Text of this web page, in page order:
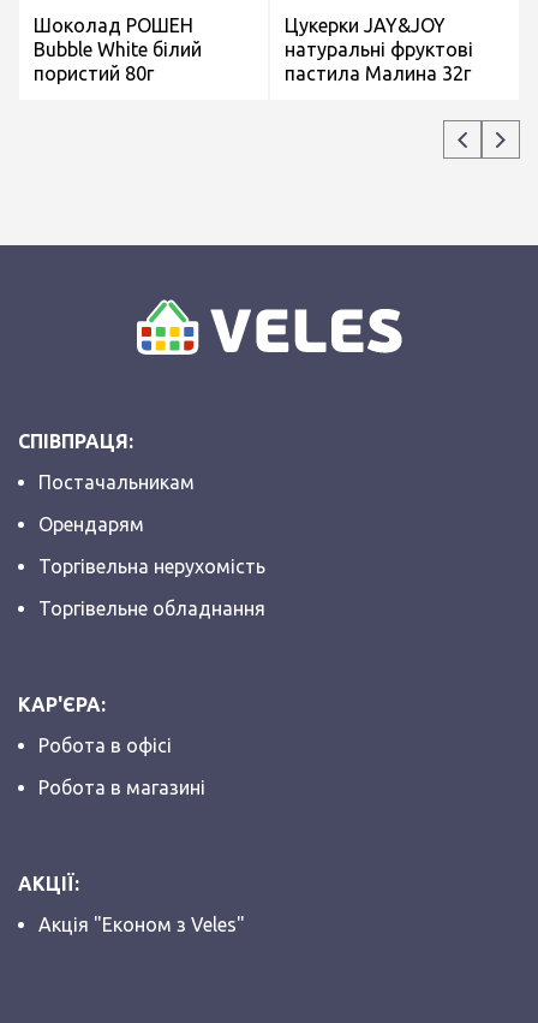
Шоколад РОШЕН
Bubble White білий
пористий 80г
Цукерки JAY&JOY
натуральні фруктові
пастила Малина 32г
СПІВПРАЦЯ:
Постачальникам
Орендарям
Торгівельна нерухомість
Торгівельне обладнання
КАР'ЄРА:
Робота в офісі
Робота в магазині
АКЦІЇ:
Акція "Економ з Veles"